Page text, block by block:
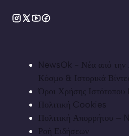
NewsOk - Νέα από την
Κόσμο & Ιστορικά
Όροι Χρήσης
Πολιτική Cookies
Πολιτική Απορρήτου –
Ροή Ειδήσεων